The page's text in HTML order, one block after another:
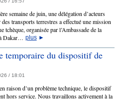
semaine de juin, une délégation d’acteurs
des transports terrestres a effectué une mission
tchèque, organisée par l’Ambassade de la
Dakar… plus►
temporaire du dispositif de
/ 18:01
raison d’un problème technique, le dispositif
hors service. Nous travaillons activement à la